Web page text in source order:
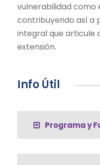
vulnerabilidad como
contribuyendo así a
integral que articule
extensión.
Info Útil
Programa y